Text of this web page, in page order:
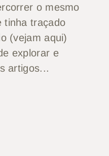
o mesmo
tinha traçado
(vejam aqui)
explorar e
artigos...